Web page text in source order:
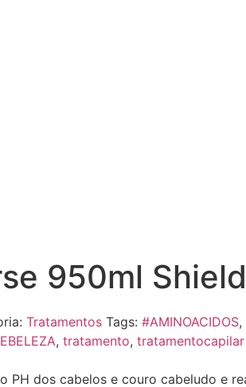
950ml
Tratamentos Tags: #AMINOACIDOS,
, tratamento, tratamentocapilar
PH dos cabelos e couro cabeludo e